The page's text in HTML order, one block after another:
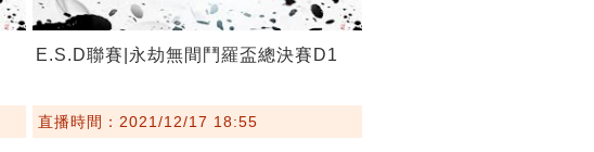
E.S.D聯賽|永劫無間鬥羅盃總決賽D1
直播時間：2021/12/17 18:55